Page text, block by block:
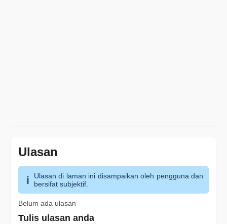
Ulasan
Ulasan di laman ini disampaikan oleh pengguna dan
bersifat subjektif.
Belum ada ulasan
Tulis ulasan anda